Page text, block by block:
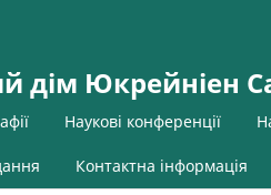
дім Юкрейніен
Наукові конференції
Контактна інформація